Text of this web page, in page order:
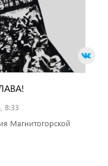
8:33
Магнитогорской